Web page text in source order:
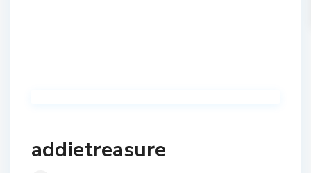
addietreasure